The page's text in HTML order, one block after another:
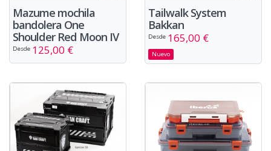
Mazume mochila
bandolera One
Shoulder Red Moon IV
Desde 125,00 €
Tailwalk System
Bakkan
Desde 165,00 €
Nuevo